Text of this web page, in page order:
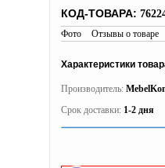
КОД-ТОВАРА:
Фото Отзывы о товаре
Характеристики
Производитель:
Срок доставки: 1-2 дня